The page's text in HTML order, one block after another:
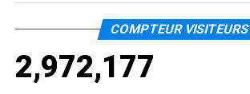
COMPTEUR VISITEURS
2,972,177